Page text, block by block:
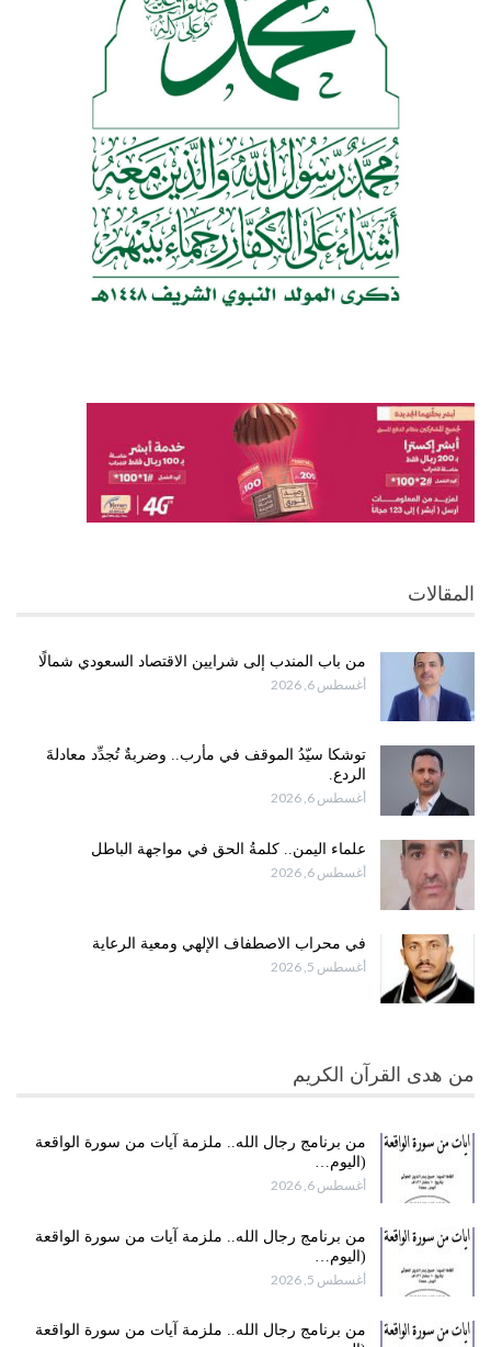
المقالات
من باب المندب إلى شرايين الاقتصاد السعودي شمالًا
أغسطس 6, 2026
توشكا سيّدُ الموقف في مأرب.. وضربةٌ تُجدِّد معادلةَ
الردع.
أغسطس 6, 2026
علماء اليمن.. كلمةُ الحق في مواجهة الباطل
أغسطس 6, 2026
في محراب الاصطفاف الإلهي ومعية الرعاية
أغسطس 5, 2026
من هدى القرآن الكريم
من برنامج رجال الله.. ملزمة آيات من سورة الواقعة
(اليوم…
أغسطس 6, 2026
من برنامج رجال الله.. ملزمة آيات من سورة الواقعة
(اليوم…
أغسطس 5, 2026
من برنامج رجال الله.. ملزمة آيات من سورة الواقعة